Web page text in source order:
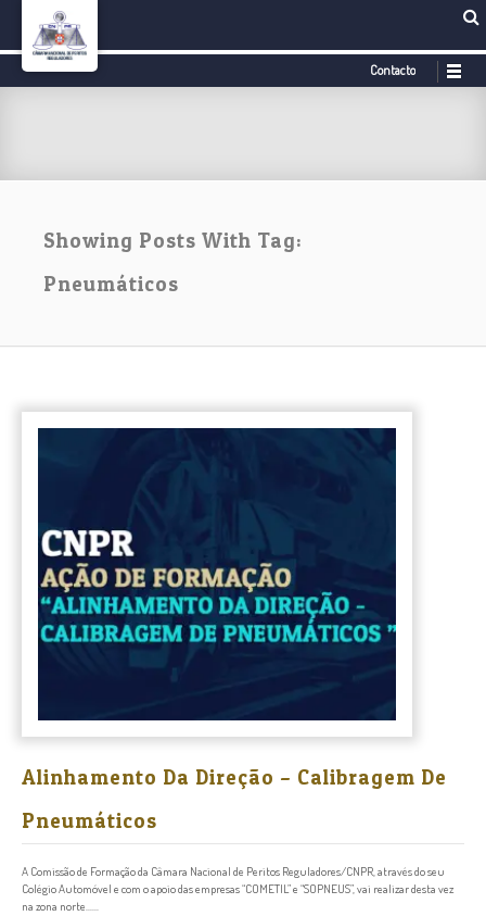
Contacto
Showing Posts With Tag:
Pneumáticos
Alinhamento Da Direção – Calibragem De
Pneumáticos
A Comissão de Formação da Câmara Nacional de Peritos Reguladores/CNPR, através do seu
Colégio Automóvel e com o apoio das empresas “COMETIL” e “SOPNEUS”, vai realizar desta vez
na zona norte......